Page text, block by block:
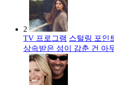
2
TV 프로그램 스털링 포
상속받은 섬이 감춘 건 아